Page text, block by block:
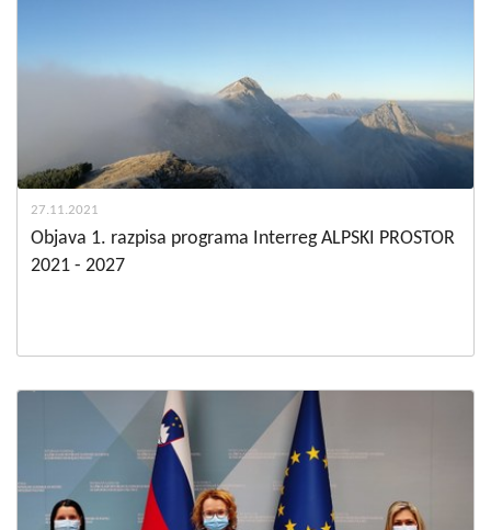
27.11.2021
Objava 1. razpisa programa Interreg ALPSKI PROSTOR
2021 - 2027